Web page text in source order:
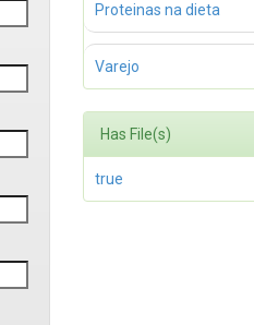
Proteinas na dieta
Varejo
Has File(s)
true